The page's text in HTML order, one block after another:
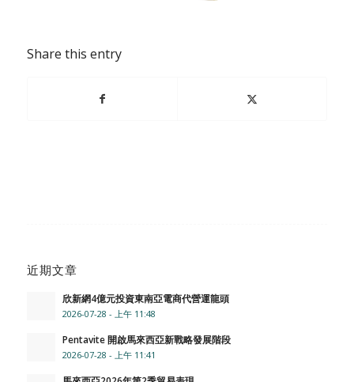
Share this entry
近期文章
欣新網4億元投資東南亞電商代營運龍頭
2026-07-28 - 上午 11:48
Pentavite 開啟馬來西亞新戰略發展階段
2026-07-28 - 上午 11:41